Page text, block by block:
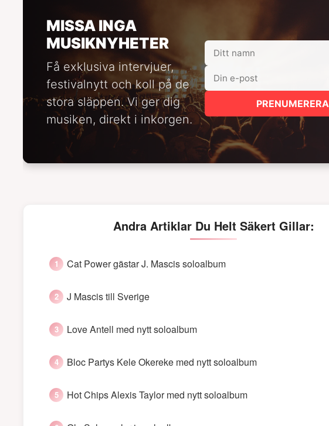
MISSA INGA
MUSIKNYHETER
Få exklusiva intervjuer,
festivalnytt och koll på de
stora släppen. Vi ger dig
musiken, direkt i inkorgen.
PRENUMERERA
Andra Artiklar Du Helt Säkert Gillar:
Cat Power gästar J. Mascis soloalbum
J Mascis till Sverige
Love Antell med nytt soloalbum
Bloc Partys Kele Okereke med nytt soloalbum
Hot Chips Alexis Taylor med nytt soloalbum